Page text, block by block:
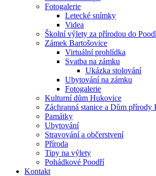
Fotogalerie
Letecké snímky
Videa
Školní výlety za přírodou do
Zámek Bartošovice
Virtuální prohlídka
Svatba na zámku
Ukázka stolování
Ubytování na zámku
Fotogalerie
Kulturní dům Hukovice
Záchranná stanice a Dům přírody
Památky
Ubytování
Stravování a občerstvení
Příroda
Tipy na výlety
Pohádkové Poodří
Kontakt